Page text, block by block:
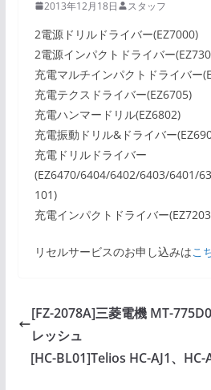
2013年12月18日 スタッフ
2電源ドリルドライバー(EZ7000)
2電源インパクトドライバー
充電マルチインパクトドライバー
充電テクスドライバー(EZ6705)
充電ハンマードリル(EZ6802)
充電振動ドリル&ドライバー
充電ドリルドライバー
(EZ6470/6404/6402/6403/6401/
101)
充電インパクトドライバー
リセルサービスのお申し込みはこ
[FZ-2078A]三菱電機 MT-
レッシュ
[HC-BL01]Telios HC-AJ1、HC-